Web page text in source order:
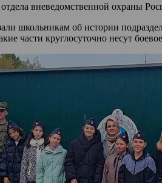
вневедомственной охраны
школьникам об истории
части круглосуточно несут